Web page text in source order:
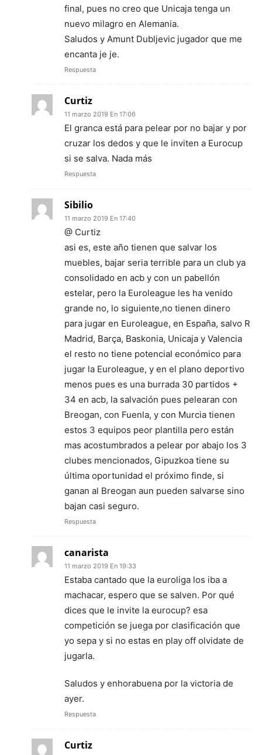
final, pues no creo que Unicaja tenga un
nuevo milagro en Alemania.
Saludos y Amunt Dubljevic jugador que me
encanta je je.
Respuesta
Curtiz
11 marzo 2019 En 17:06
El granca está para pelear por no bajar y por
cruzar los dedos y que le inviten a Eurocup
si se salva. Nada más
Respuesta
Sibilio
11 marzo 2019 En 17:40
@ Curtiz
asi es, este año tienen que salvar los
muebles, bajar seria terrible para un club ya
consolidado en acb y con un pabellón
estelar, pero la Euroleague les ha venido
grande no, lo siguiente,no tienen dinero
para jugar en Euroleague, en España, salvo R
Madrid, Barça, Baskonia, Unicaja y Valencia
el resto no tiene potencial económico para
jugar la Euroleague, y en el plano deportivo
menos pues es una burrada 30 partidos +
34 en acb, la salvación pues pelearan con
Breogan, con Fuenla, y con Murcia tienen
estos 3 equipos peor plantilla pero están
mas acostumbrados a pelear por abajo los 3
clubes mencionados, Gipuzkoa tiene su
última oportunidad el próximo finde, si
ganan al Breogan aun pueden salvarse sino
bajan casi seguro.
Respuesta
canarista
11 marzo 2019 En 19:33
Estaba cantado que la euroliga los iba a
machacar, espero que se salven. Por qué
dices que le invite la eurocup? esa
competición se juega por clasificación que
yo sepa y si no estas en play off olvidate de
jugarla.
Saludos y enhorabuena por la victoria de
ayer.
Respuesta
Curtiz